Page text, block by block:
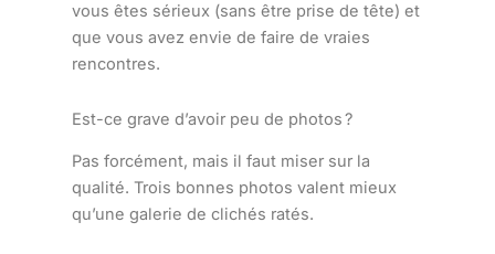
vous êtes sérieux (sans être prise de tête) et
que vous avez envie de faire de vraies
rencontres.
Est-ce grave d’avoir peu de photos ?
Pas forcément, mais il faut miser sur la
qualité. Trois bonnes photos valent mieux
qu’une galerie de clichés ratés.